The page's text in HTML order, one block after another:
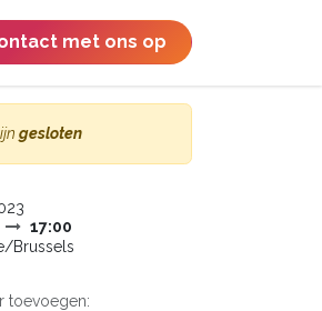
met ons op
gesloten
17:00
Brussels
toevoegen: